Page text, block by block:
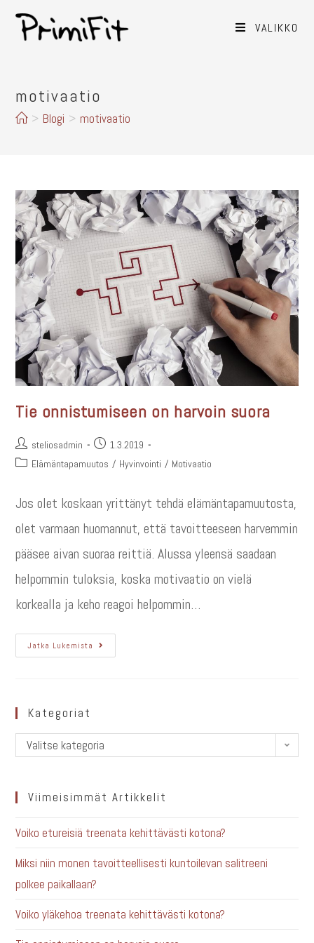
VALIKKO
motivaatio
> Blogi > motivaatio
Tie onnistumiseen on harvoin suora
steliosadmin
1.3.2019
Elämäntapamuutos / Hyvinvointi / Motivaatio
Jos olet koskaan yrittänyt tehdä elämäntapamuutosta,
olet varmaan huomannut, että tavoitteeseen harvemmin
pääsee aivan suoraa reittiä. Alussa yleensä saadaan
helpommin tuloksia, koska motivaatio on vielä
korkealla ja keho reagoi helpommin…
Jatka Lukemista
Kategoriat
Valitse kategoria
Viimeisimmät Artikkelit
Voiko etureisiä treenata kehittävästi kotona?
Miksi niin monen tavoitteellisesti kuntoilevan salitreeni
polkee paikallaan?
Voiko yläkehoa treenata kehittävästi kotona?